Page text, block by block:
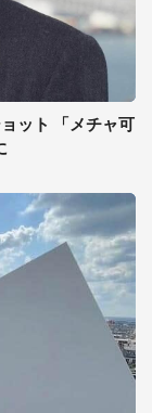
ット 「メチャ可